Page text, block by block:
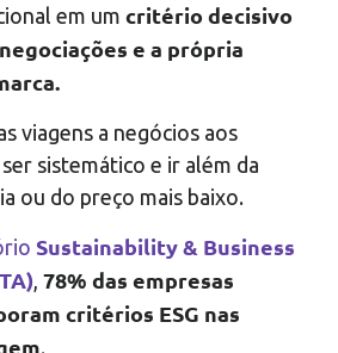
em um critério decisivo
e a própria
viagens a negócios aos
sistemático e ir além da
ou do preço mais baixo.
Sustainability & Business
78% das empresas
critérios ESG nas
.